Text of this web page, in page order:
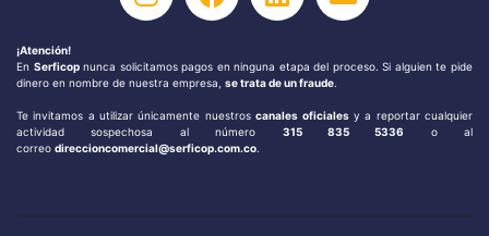
¡Atención!
En Serficopnunca solicitamos pagos en ninguna etapa del proceso. Si alguien te pide
dinero en nombre de nuestra empresa, se trata de un fraude.
Te invitamos a utilizar únicamente nuestroscanales oficialesy a reportar cualquier
actividad sospechosa al número 315 835 5336
o al
correo direccioncomercial@serficop.com.co